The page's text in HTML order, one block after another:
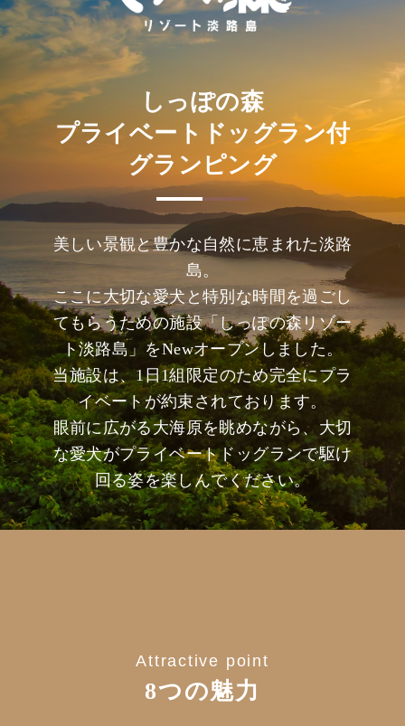
しっぽの森
プライベートドッグラン付
グランピング
美しい景観と豊かな自然に恵まれた淡路
島。
ここに大切な愛犬と特別な時間を過ごし
てもらうための施設「しっぽの森リゾー
ト淡路島」をNewオープンしました。
当施設は、1日1組限定のため完全にプラ
イベートが約束されております。
眼前に広がる大海原を眺めながら、大切
な愛犬がプライベートドッグランで駆け
回る姿を楽しんでください。
Attractive point
8つの魅力